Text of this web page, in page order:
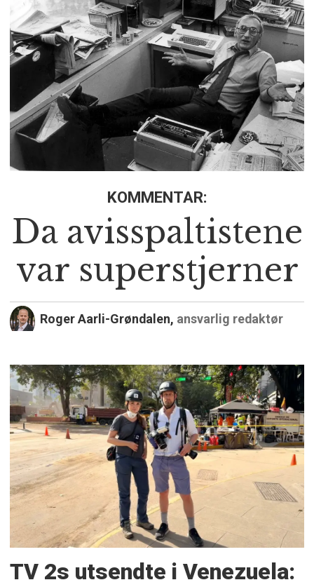
KOMMENTAR:
Da avisspaltistene
var superstjerner
Roger Aarli-Grøndalen, ansvarlig redaktør
TV 2s utsendte i Venezuela: